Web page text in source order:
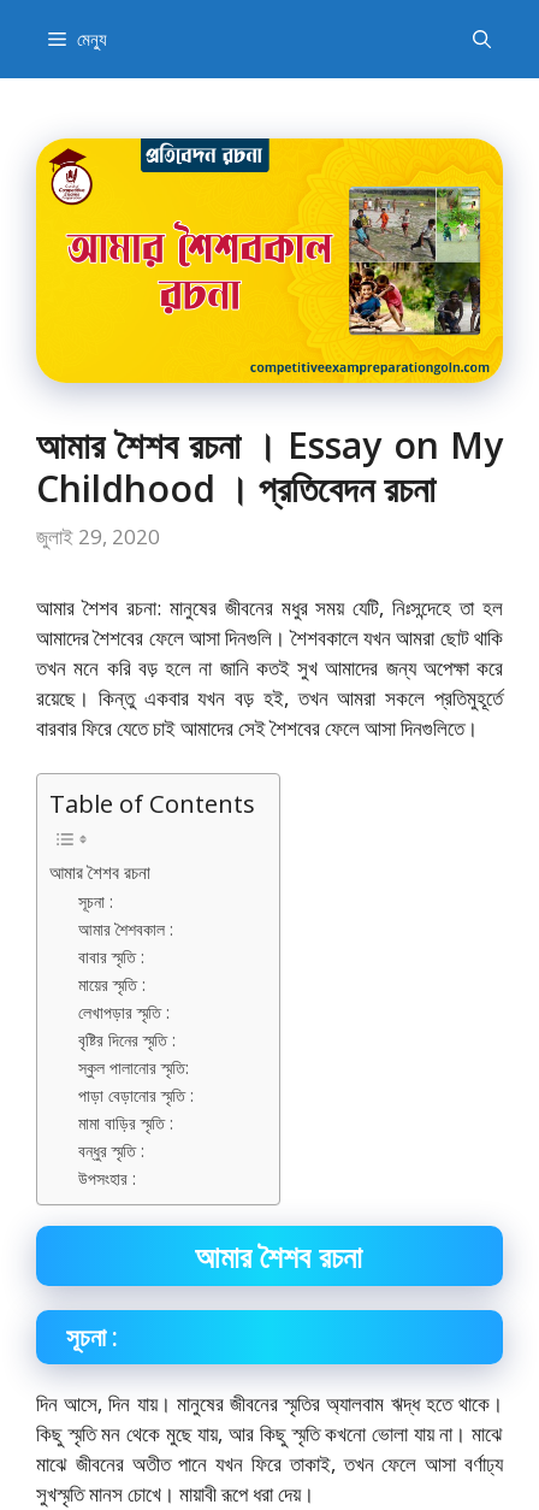
যান
মেন্যু
আমার শৈশব রচনা । Essay on My
Childhood । প্রতিবেদন রচনা
জুলাই 29, 2020
আমার শৈশব রচনা: মানুষের জীবনের মধুর সময় যেটি, নিঃসন্দেহে তা হল
আমাদের শৈশবের ফেলে আসা দিনগুলি। শৈশবকালে যখন আমরা ছোট থাকি
তখন মনে করি বড় হলে না জানি কতই সুখ আমাদের জন্য অপেক্ষা করে
রয়েছে। কিন্তু একবার যখন বড় হই, তখন আমরা সকলে প্রতিমুহূর্তে
বারবার ফিরে যেতে চাই আমাদের সেই শৈশবের ফেলে আসা দিনগুলিতে।
Table of Contents
আমার শৈশব রচনা
সূচনা :
আমার শৈশবকাল :
বাবার স্মৃতি :
মায়ের স্মৃতি :
লেখাপড়ার স্মৃতি :
বৃষ্টির দিনের স্মৃতি :
স্কুল পালানাের স্মৃতি:
পাড়া বেড়ানাের স্মৃতি :
মামা বাড়ির স্মৃতি :
বন্ধুর স্মৃতি :
উপসংহার :
আমার শৈশব রচনা
সূচনা :
দিন আসে, দিন যায়। মানুষের জীবনের স্মৃতির অ্যালবাম ঋদ্ধ হতে থাকে।
কিছু স্মৃতি মন থেকে মুছে যায়, আর কিছু স্মৃতি কখনাে ভােলা যায় না। মাঝে
মাঝে জীবনের অতীত পানে যখন ফিরে তাকাই, তখন ফেলে আসা বর্ণাঢ্য
সুখস্মৃতি মানস চোখে। মায়াবী রূপে ধরা দেয়।